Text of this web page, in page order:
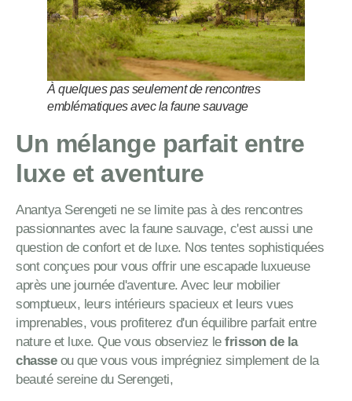
À quelques pas seulement de rencontres
emblématiques avec la faune sauvage
Un mélange parfait entre
luxe et aventure
Anantya Serengeti ne se limite pas à des rencontres
passionnantes avec la faune sauvage, c'est aussi une
question de confort et de luxe. Nos tentes sophistiquées
sont conçues pour vous offrir une escapade luxueuse
après une journée d'aventure. Avec leur mobilier
somptueux, leurs intérieurs spacieux et leurs vues
imprenables, vous profiterez d'un équilibre parfait entre
nature et luxe. Que vous observiez le frisson de la
chasseou que vous vous imprégniez simplement de la
beauté sereine du Serengeti,